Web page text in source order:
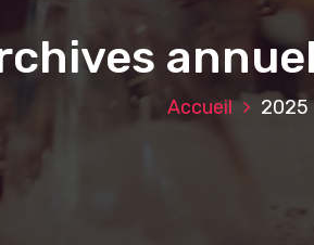
Accueil 2025